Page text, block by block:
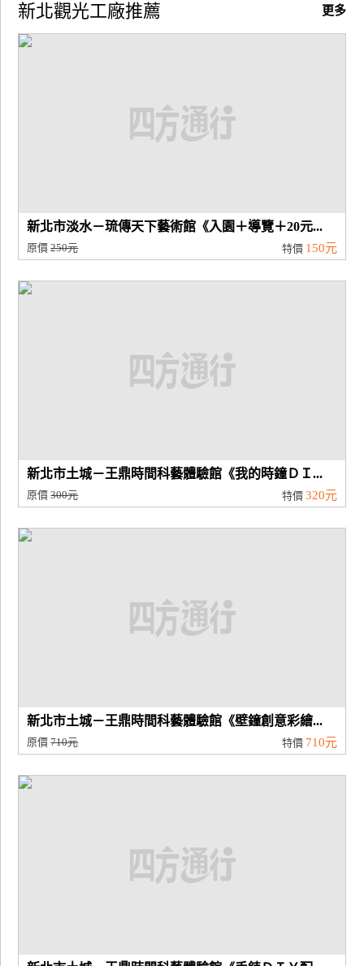
作
宣
傳
更多
新北觀光工廠推薦
新北市淡水－琉傳天下藝術館《入園＋導覽＋20元...
原價250元 特價 150元
新北市土城－王鼎時間科藝體驗館《我的時鐘ＤＩ...
原價300元 特價 320元
新北市土城－王鼎時間科藝體驗館《壁鐘創意彩繪...
原價710元 特價 710元